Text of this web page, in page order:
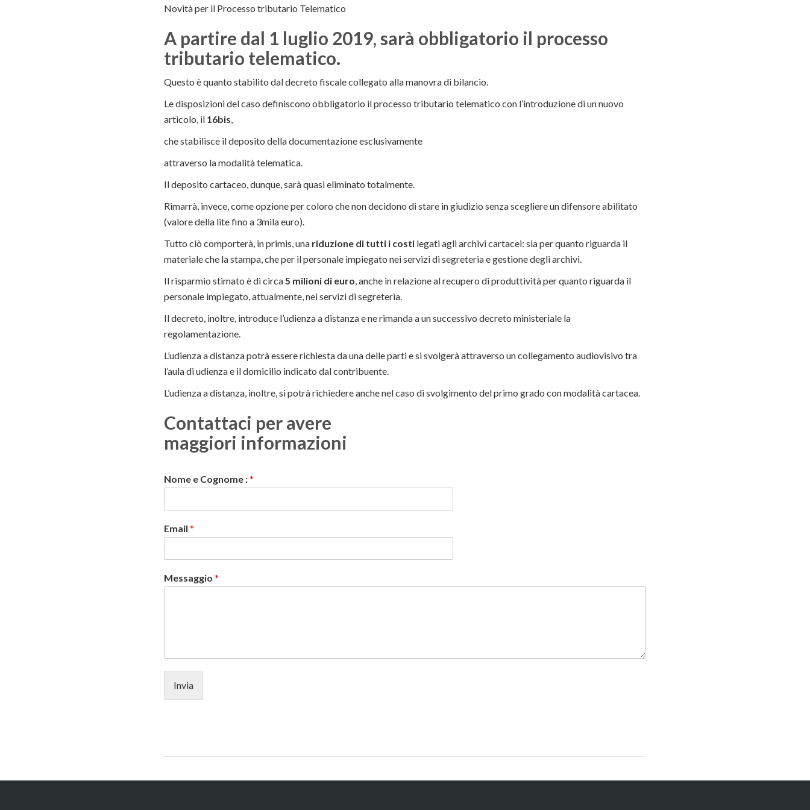
Novità per il Processo tributario Telematico
A partire dal 1 luglio 2019, sarà obbligatorio il processo
tributario telematico.
Questo è quanto stabilito dal decreto fiscale collegato alla manovra di bilancio.
Le disposizioni del caso definiscono obbligatorio il processo tributario telematico con l’introduzione di un nuovo
articolo, il 16bis,
che stabilisce il deposito della documentazione esclusivamente
attraverso la modalità telematica.
Il deposito cartaceo, dunque, sarà quasi eliminato totalmente.
Rimarrà, invece, come opzione per coloro che non decidono di stare in giudizio senza scegliere un difensore abilitato
(valore della lite fino a 3mila euro).
Tutto ciò comporterà, in primis, una riduzione di tutti i costi legati agli archivi cartacei: sia per quanto riguarda il
materiale che la stampa, che per il personale impiegato nei servizi di segreteria e gestione degli archivi.
Il risparmio stimato è di circa5 milioni di euro, anche in relazione al recupero di produttività per quanto riguarda il
personale impiegato, attualmente, nei servizi di segreteria.
Il decreto, inoltre, introduce l’udienza a distanza e ne rimanda a un successivo decreto ministeriale la
regolamentazione.
L’udienza a distanza potrà essere richiesta da una delle parti e si svolgerà attraverso un collegamento audiovisivo tra
l’aula di udienza e il domicilio indicato dal contribuente.
L’udienza a distanza, inoltre, si potrà richiedere anche nel caso di svolgimento del primo grado con modalità cartacea.
Contattaci per avere
maggiori informazioni
Nome e Cognome :*
Email *
Messaggio *
Invia